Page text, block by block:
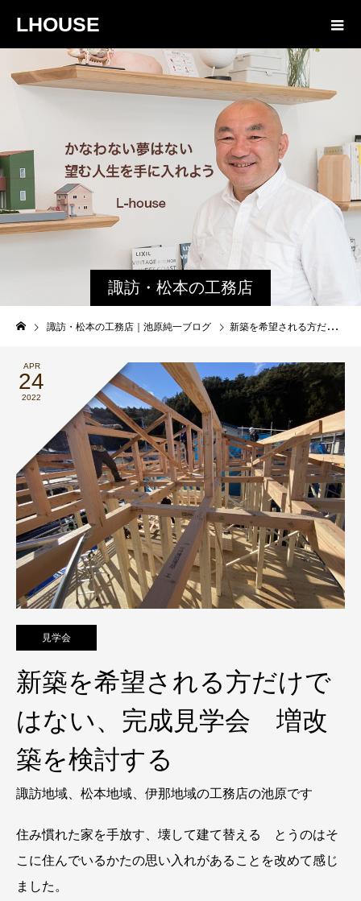
LHOUSE
諏訪・松本の工務店
の社長ブログ｜家族
物語８４３
諏訪・松本の工務店｜池原純一ブログ 新築を希望される方だけではない、完成見学会 増改築を検討する
APR
24
2022
見学会
新築を希望される方だけで
はない、完成見学会 増改
築を検討する
諏訪地域、松本地域、伊那地域の工務店の池原です
住み慣れた家を手放す、壊して建て替える とうのはそ
こに住んでいるかたの思い入れがあることを改めて感じ
ました。